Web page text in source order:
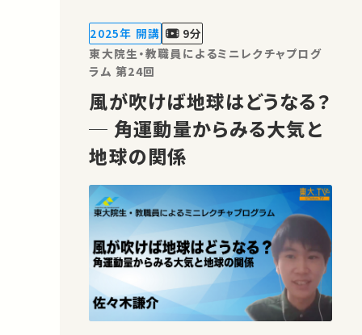
2025年 開講
9分
東大院生・教職員によるミニレクチャプログ
ラム 第24回
風が吹けば地球はどうなる？
─ 角運動量からみる大気と
地球の関係